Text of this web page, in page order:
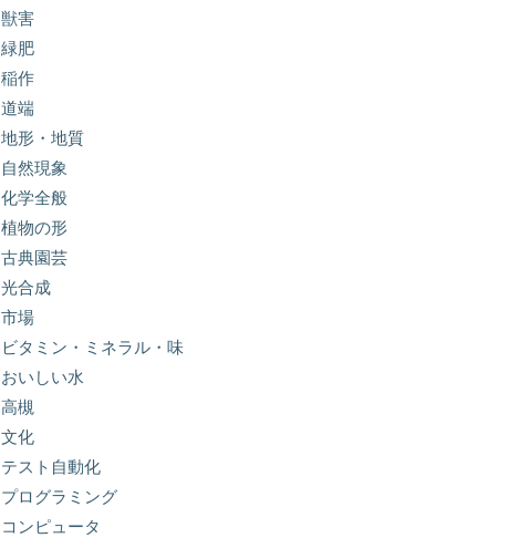
獣害
緑肥
稲作
道端
地形・地質
自然現象
化学全般
植物の形
古典園芸
光合成
市場
ビタミン・ミネラル・味
おいしい水
高槻
文化
テスト自動化
プログラミング
コンピュータ